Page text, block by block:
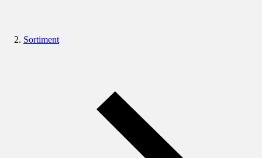
Sortiment